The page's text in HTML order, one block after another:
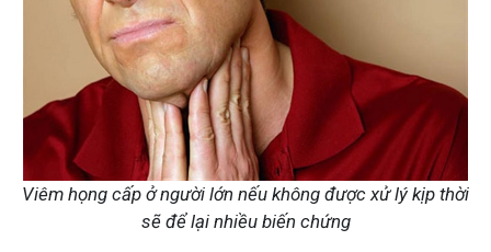
Viêm họng cấp ở người lớn nếu không được xử lý kịp thời
sẽ để lại nhiều biến chứng